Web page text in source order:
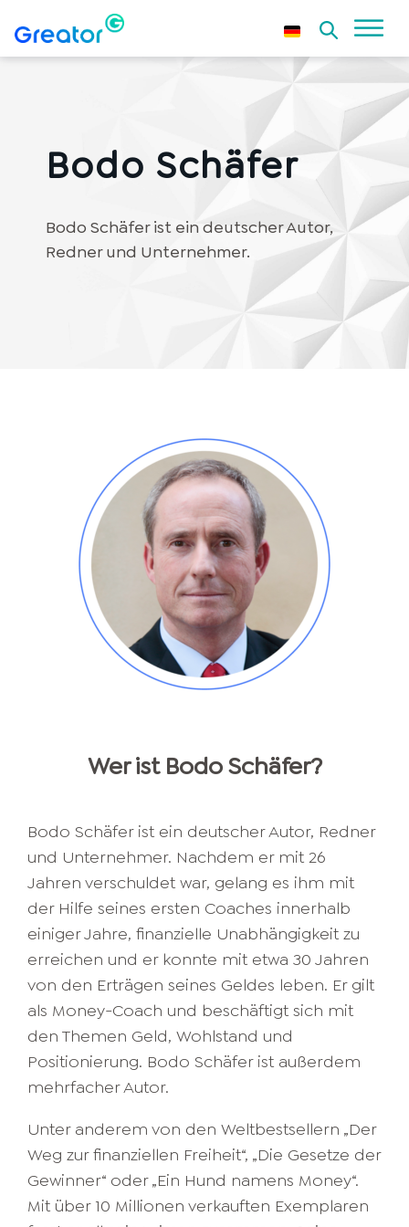
Bodo Schäfer
Bodo Schäfer ist ein deutscher Autor,
Redner und Unternehmer.
Wer ist BodoSchäfer?
Bodo Schäfer ist ein deutscher Autor, Redner
und Unternehmer. Nachdem er mit 26
Jahren verschuldet war, gelang es ihm mit
der Hilfe seines ersten Coaches innerhalb
einiger Jahre, finanzielle Unabhängigkeit zu
erreichen und er konnte mit etwa 30 Jahren
von den Erträgen seines Geldes leben. Er gilt
als Money-Coach und beschäftigt sich mit
den Themen Geld, Wohlstand und
Positionierung. Bodo Schäfer ist außerdem
mehrfacher Autor.
Unter anderem von den Weltbestsellern „Der
Weg zur finanziellen Freiheit“, „Die Gesetze der
Gewinner“ oder „Ein Hund namens Money“.
Mit über 10 Millionen verkauften Exemplaren